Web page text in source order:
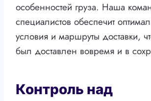
особенностей груза. Наша
специалистов обеспечит
условия и маршруты доставки,
был доставлен вовремя и в
Контроль над